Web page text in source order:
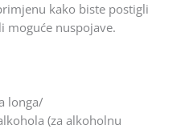
kako biste postigli
moguće nuspojave.
longa/
(za alkoholnu